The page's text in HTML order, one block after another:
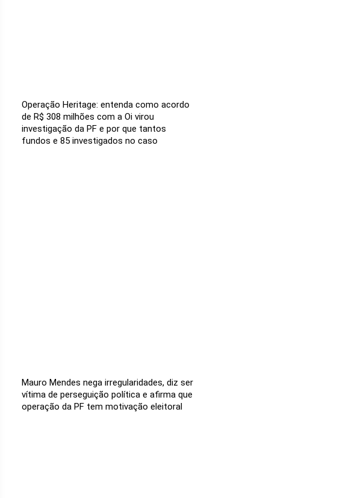
Operação Heritage: entenda como acordo
de R$ 308 milhões com a Oi virou
investigação da PF e por que tantos
fundos e 85 investigados no caso
Mauro Mendes nega irregularidades, diz ser
vítima de perseguição política e afirma que
operação da PF tem motivação eleitoral